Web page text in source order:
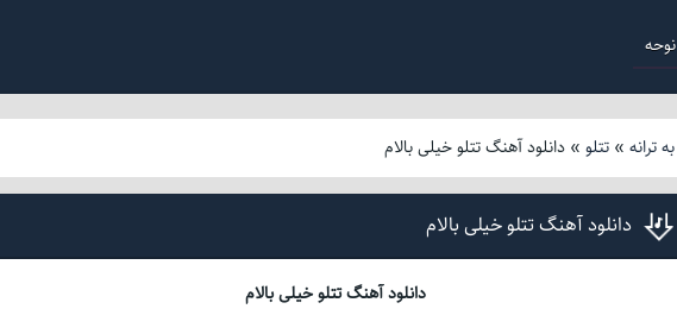
نوحه
به ترانه» تتلو» دانلود آهنگ تتلو خیلی بالام
دانلود آهنگ تتلو خیلی بالام
دانلود آهنگ تتلو خیلی بالام